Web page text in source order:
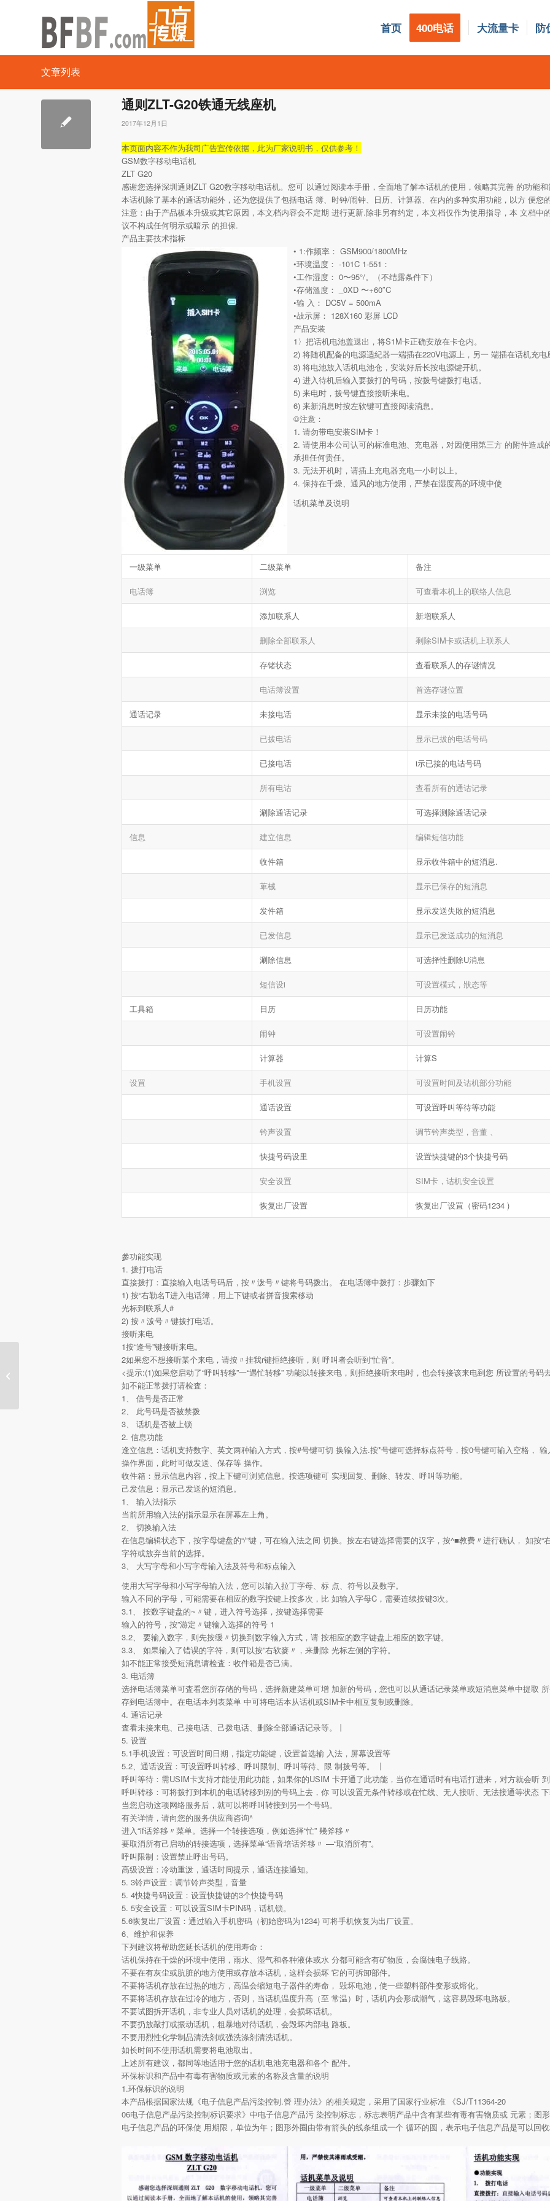
首页 400电话 大流量卡 防
文章列表
通则ZLT-G20铁通无线座机
2017年12月1日
本页面内容不作为我司广告宣传依据，此为厂家说明书，仅供参考！
GSM数字移动电话机
ZLT G20
感谢您选择深圳通则ZLT G20数字移动电话机。您可 以通过阅读本手册，全面地了解本话机的使用，领略其完善 的功能
本话机除了基本的通话功能外，还为您提供了包括电话 簿、时钟/闹钟、日历、计算器、在内的多种实用功能，以方 便您
注意：由于产品板本升级或其它原因，本文档内容会不定期 进行更新.除非另有约定，本文档仅作为使用指导，本 文档中
议不构成任何明示或暗示 的担保.
产品主要技术指标
• 1:作频率： GSM900/1800MHz
•环境温度： -101C 1-551：
•工作湿度： 0〜95°/。（不结露条件下）
•存储溫度： _0XD 〜+60″C
•输 入： DC5V = 500mA
•敁示屏： 128X160 彩屏 LCD
产品安装
1〉把话机电池盖退出，将S1M卡正确安放在卡仓内。
2) 将随机配备的电源适紀器一端插在220V电源上，另一 端插在话机充
3) 将电池放入话机电池仓，安装好后长按电源键开机。
4) 进入待机后输入要拨打的号码，按拨号键拨打电话。
5) 来电时，拨号键直接接听来电。
6) 来新消息时按左软键可直接阅读消息。
©注意：
1. 请勿带电安装SIM卡！
2. 请使用本公司认可的标准电池、充电器，对因使用第三方 的附件造成
承担任何贵任。
3. 无法开机时，请插上充电器充电一小时以上。
4. 保持在千燥、通风的地方使用，严禁在湿度高的环境中使
话机菜单及说明
一级菜单 二级菜单 备注
电话簿 渕览 可查看本机上的联络人信息
添加联系人 新增联系人
删除全部联系人 剩除SIM卡或话机上联系人
存锗状态 查看联系人的存谜情况
电话簿设置 首选存谜位置
通话记录 未接电话 显示未接的电话号码
已拨电话 显示已拔的电话号码
已接电话 i示已接的电诂号码
所有电诂 查看所有的通诂记录
涮除通话记录 可选择测除通话记录
信息 建立信息 编辑短信功能
收件箱 显示收件箱中的短消息.
萆械 显示已保存的短消息
发件箱 显示发送失敗的短消息
已发信息 显示已发送成功的短消息
涮除信息 可选择性删除U消息
短信设i 可设置樸式，狀态等
工具箱 日历 日历功能
闹钟 可设置闹钤
计算器 计算S
设罝 手机设罝 可设罝时间及诂机部分功能
通话设置 可设置呼叫等待等功能
钤声设置 调节钤声类型，音董 、
快捷号码设里 设置快捷键的3个快捷号码
安全设罝 SIM卡，诂机安全设罝
恢复出厂设置 恢复出厂设罝（密码1234 )
參功能实现
1. 拨打电话
直接拨打：直接输入电话号码后，按〃泼号〃键将号码拨出。 在电话簿中拨打：步骤如下
1) 按“右勒名T进入电话簿，用上下键或者拼音搜索移动
光标到联系人#
2) 按〃泼号〃键拨打电话。
接听来电
1按“逢号”键接听来电。
2如果您不想接听某个来电，请按〃挂我r键拒绝接听，则 呼叫者会听到“忙音”。
<提示:(1)如果您启动了“呼叫转移”一“遇忙转移” 功能以转接来电，则拒绝接听来电时，也会转接该来电到您 所设置的号码
如不能正常拨打请检査：
1、 信号是否正常
2、 此号码是否被禁拨
3、 话机是否被上锁
2. 信息功能
逢立信息：话机支持数字、英文两种输入方式，按#号键可切 换输入法.按*号键可选择标点符号，按0号键可输入空格，
操作界面，此时可做发送、保存等 操作。
收件箱：显示信息内容，按上下键可浏览信息。按选项键可 实现回复、删除、转发、呼叫等功能。
己发信息：显示己发送的短消息。
1、 输入法指示
当前所用输入法的指示显示在屏幕左上角。
2、 切换输入法
在信息编辑状态下，按字母键盘的“/”键，可在输入法之间 切换。按左右键选择需要的汉字，按^■教费〃进行确认， 如按“
字符或放弃当前的选择。
3、 大写字母和小写字母输入法及符号和标点输入
使用大写字母和小写字母输入法，您可以输入拉丁字母、标 点、符号以及数字。
输入不同的字母，可能需要在相应的数字按键上按多次，比 如输入字母C，需要连续按键3次。
3.1、 按数字键盘的~〃键，进入符号选择，按键选择需要
输入的符号，按”游定〃键输入选择的符号 1
3.2、 要输入数字，则先按缓〃切换到数字输入方式，请 按相应的数字键盘上相应的数字键。
3.3、 如果输入了错误的字符，则可以按”右软麥〃，来删除 光标左侧的字符。
如不能正常接受短消息请检査：收件箱是否己满。
3. 电话簿
选择电话簿菜单可査看您所存储的号码，选择新建菜单可增 加新的号码，您也可以从通话记录菜单或短消息菜单中提取
存到电话簿中。在电话本列表菜单 中可将电话本从话机或SIM卡中相互复制或删除。
4. 通话记录
査看未接来电、己接电话、己拨电话、删除全部通话记录等。丨
5. 设置
5.1手机设置：可设置时间日期，指定功能键，设置首选输 入法，屏幕设置等
5.2、通话设置：可设置呼叫转移、呼叫限制、呼叫等待、限 制拨号等。 丨
呼叫等待：需USIM卡支持才能使用此功能，如果你的USIM 卡开通了此功能，当你在通话时有电话打进来，对方就会听
呼叫转移：可将拨打到本机的电话转移到别的号码上去，你 可以设置无条件转移或在忙线、无人接听、无法接通等状态
当您启动这项网络服务后，就可以将呼叫转接到另一个号码。
有关详情，请向您的服务供应商咨询^
进入“if话斧移〃菜单。选择一个转接选项，例如选择“忙” 幾斧移〃
要取消所有己启动的转接选项，选择菜单“语音培话斧移〃 —“取消所有”。
呼叫限制：设置禁止呼出号码。
高级设置：冷动重泼，通话时间提示，通话连接通知。
5. 3铃声设置：调节铃声类型，音量
5. 4快捷号码设置：设置快捷键的3个快捷号码
5. 5安全设置：可以设置SIM卡PIN码，话机锁。
5.6恢复出厂设置：通过输入手机密码（初始密码为1234) 可将手机恢复为出厂设置。
6、维护和保养
下列建议将帮助您延长话机的使用寿命：
话机保持在干燥的环境中使用，雨水、湿气和各种液体或水 分都可能含有矿物质，会腐蚀电子线路。
不要在有灰尘或肮脏的地方使用或存放本话机，这样会损坏 它的可拆卸部件。
不要将话机存放在过热的地方，高温会缩短电子器件的寿命， 毁坏电池，使一些塑料部件变形或熔化。
不要将话机存放在过冷的地方，否则，当话机温度升高（至 常温）时，话机内会形成潮气，这容易毁坏电路板。
不要试图拆开话机，非专业人员对话机的处理，会损坏话机。
不要扔放敲打或振动话机，粗暴地对待话机，会毁坏内部电 路板。
不要用烈性化学制品清洗剂或强洗涤剂清洗话机。
如长时间不使用话机需要将电池取出。
上述所有建议，都同等地适用于您的话机电池充电器和各个 配件。
环保标识和产品中有毒有害物质或元素的名称及含量的说明
1.环保标识的说明
本产品根据国家法规《电子信息产品污染控制.管 理办法》的相关规定，采用了国家行业标准 《SJ/T11364-20
06电子信息产品污染控制标识要求》中电子信息产品污 染控制标志，标志表明产品中含有某些有毒有害物质或 元素；图
电子信息产品的环保使 用期限，单位为年；图形外圈由带有箭头的线条组成一个 循环的圆，表示电子信息产品是可以回